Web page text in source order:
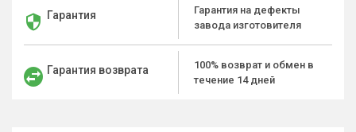
Гарантия
Гарантия на дефекты
завода изготовителя
Гарантия возврата
100% возврат и обмен в
течение 14 дней